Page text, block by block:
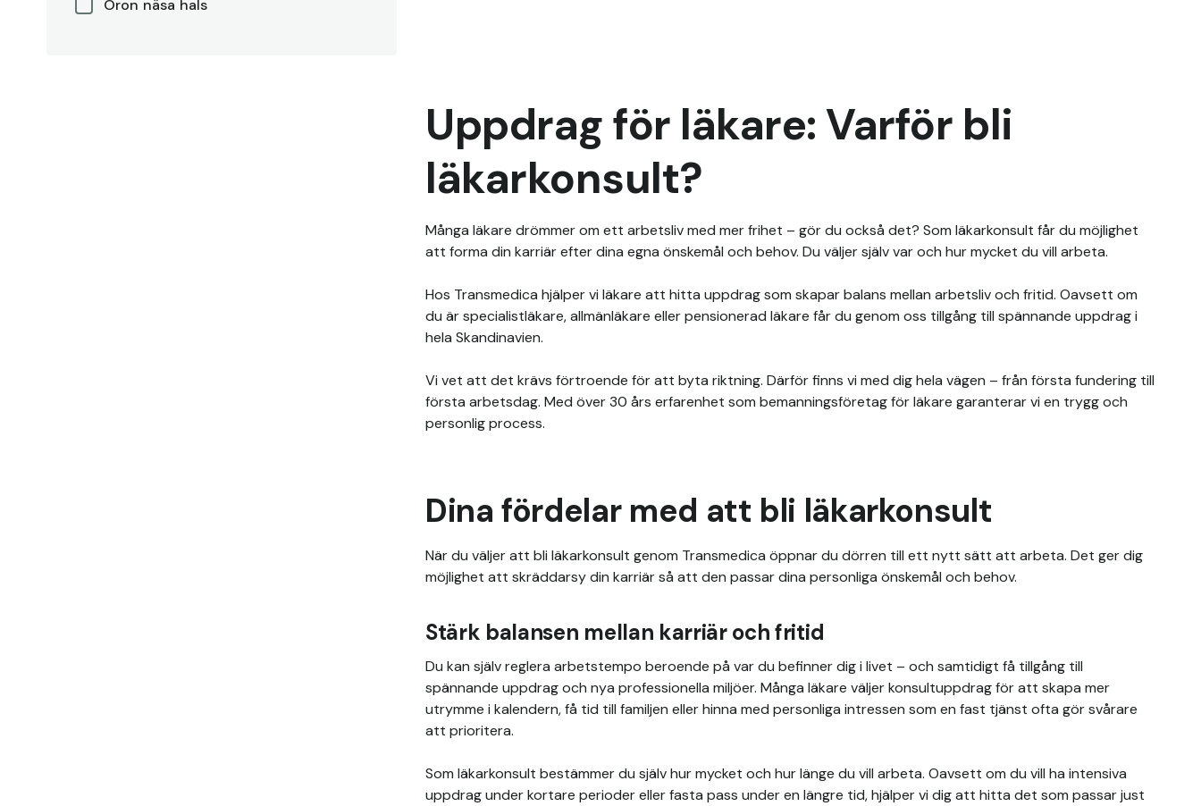
Öron näsa hals
Uppdrag för läkare: Varför bli
läkarkonsult?
Många läkare drömmer om ett arbetsliv med mer frihet – gör du också det? Som läkarkonsult får du möjlighet
att forma din karriär efter dina egna önskemål och behov. Du väljer själv var och hur mycket du vill arbeta.
Hos Transmedica hjälper vi läkare att hitta uppdrag som skapar balans mellan arbetsliv och fritid. Oavsett om
du är specialistläkare, allmänläkare eller pensionerad läkare får du genom oss tillgång till spännande uppdrag i
hela Skandinavien.
Vi vet att det krävs förtroende för att byta riktning. Därför finns vi med dig hela vägen – från första fundering till
första arbetsdag. Med över 30 års erfarenhet som bemanningsföretag för läkare garanterar vi en trygg och
personlig process.
Dina fördelar med att bli läkarkonsult
När du väljer att bli läkarkonsult genom Transmedica öppnar du dörren till ett nytt sätt att arbeta. Det ger dig
möjlighet att skräddarsy din karriär så att den passar dina personliga önskemål och behov.
Stärk balansen mellan karriär och fritid
Du kan själv reglera arbetstempo beroende på var du befinner dig i livet – och samtidigt få tillgång till
spännande uppdrag och nya professionella miljöer. Många läkare väljer konsultuppdrag för att skapa mer
utrymme i kalendern, få tid till familjen eller hinna med personliga intressen som en fast tjänst ofta gör svårare
att prioritera.
Som läkarkonsult bestämmer du själv hur mycket och hur länge du vill arbeta. Oavsett om du vill ha intensiva
uppdrag under kortare perioder eller fasta pass under en längre tid, hjälper vi dig att hitta det som passar just